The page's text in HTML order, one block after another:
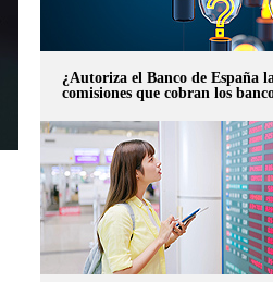
¿Autoriza el Banco de España
comisiones que cobran los